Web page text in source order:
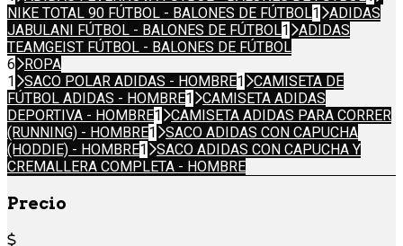
NIKE TOTAL 90 FÚTBOL - BALONES DE FÚTBOL1
ADIDAS
JABULANI FÚTBOL - BALONES DE FÚTBOL1
ADIDAS
TEAMGEIST FÚTBOL - BALONES DE FÚTBOL
6
ROPA
1
SACO POLAR ADIDAS - HOMBRE1
CAMISETA DE
FÚTBOL ADIDAS - HOMBRE1
CAMISETA ADIDAS
DEPORTIVA - HOMBRE1
CAMISETA ADIDAS PARA CORRER
(RUNNING) - HOMBRE1
SACO ADIDAS CON CAPUCHA
(HODDIE) - HOMBRE1
SACO ADIDAS CON CAPUCHA Y
CREMALLERA COMPLETA - HOMBRE
Precio